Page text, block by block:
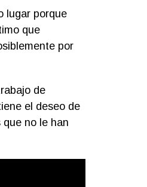
lugar porque
que
por
de
el deseo de
no le han